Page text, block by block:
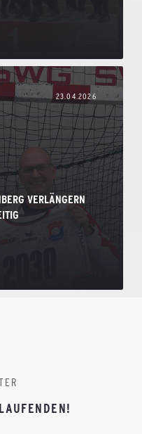
23.04.2026
VERLÄNGERN